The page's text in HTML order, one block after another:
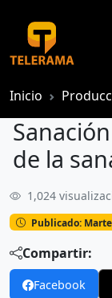
Inicio
de la
1,024
Publicado:
Compartir:
Facebook